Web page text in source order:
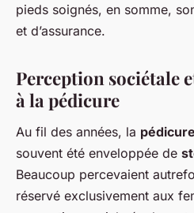
pieds soignés, en somme,
et d’assurance.
Perception sociétale
à la pédicure
Au fil des années, la
souvent été enveloppée de
Beaucoup percevaient
réservé exclusivement aux